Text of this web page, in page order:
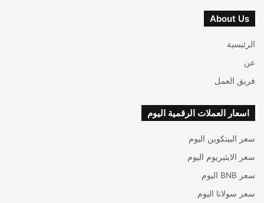
About Us
الرئيسية
عن
فريق العمل
اسعار العملات الرقمية اليوم
سعر البيتكوين اليوم
سعر الايثيريوم اليوم
سعر BNB اليوم
سعر سولانا اليوم